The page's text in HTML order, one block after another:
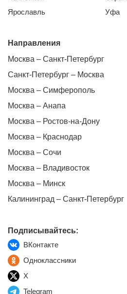
Ярославль
Уфа
Направления
Москва – Санкт-Петербург
Санкт-Петербург – Москва
Москва – Симферополь
Москва – Анапа
Москва – Ростов-на-Дону
Москва – Краснодар
Москва – Сочи
Москва – Владивосток
Москва – Минск
Калининград – Санкт-Петербург
Подписывайтесь:
ВКонтакте
Одноклассники
X
Telegram